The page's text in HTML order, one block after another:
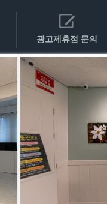
광고제휴점 문의